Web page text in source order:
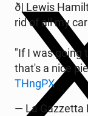
ð️| Lewis
rid of all my
"If I was going
that's a nice
THngPX
— La Gaz­zet­ta